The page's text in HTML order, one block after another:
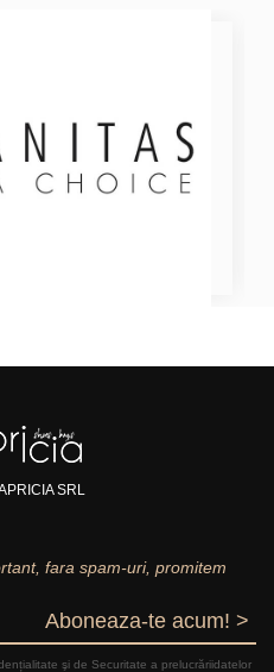
SRL
fara spam-uri, promitem
Aboneaza-te acum! >
şi de Securitate a prelucrăriidatelor